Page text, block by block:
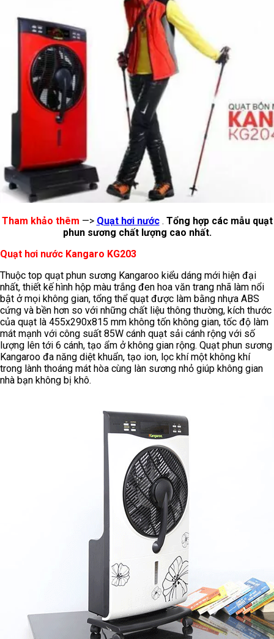
Tham khảo thêm —> Quạt hơi nước. Tổng hợp các mẫu quạt
phun sương chất lượng cao nhất.
Quạt hơi nước Kangaro KG203
Thuộc top quạt phun sương Kangaroo kiểu dáng mới hiện đại
nhất, thiết kế hình hộp màu trắng đen hoa văn trang nhã làm nổi
bật ở mọi không gian, tổng thể quạt được làm bằng nhựa ABS
cứng và bền hơn so với những chất liệu thông thường, kích thước
của quạt là 455x290x815 mm không tốn không gian, tốc độ làm
mát mạnh với công suất 85W cánh quạt sải cánh rộng với số
lượng lên tới 6 cánh, tạo ẩm ở không gian rộng. Quạt phun sương
Kangaroo đa năng diệt khuẩn, tạo ion, lọc khí một không khí
trong lành thoáng mát hòa cùng làn sương nhỏ giúp không gian
nhà bạn không bị khô.